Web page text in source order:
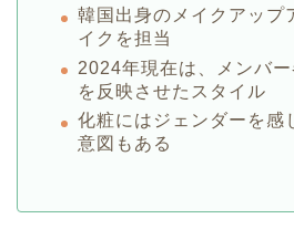
韓国出身のメイクアップ
イクを担当
2024年現在は、メンバ
を反映させたスタイル
化粧にはジェンダーを感
意図もある